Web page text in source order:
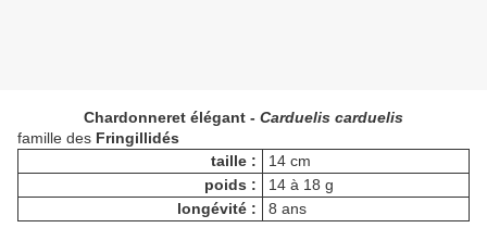
Chardonneret élégant - Carduelis carduelis
famille des Fringillidés
taille :
14 cm
poids :
14 à 18 g
longévité :
8 ans